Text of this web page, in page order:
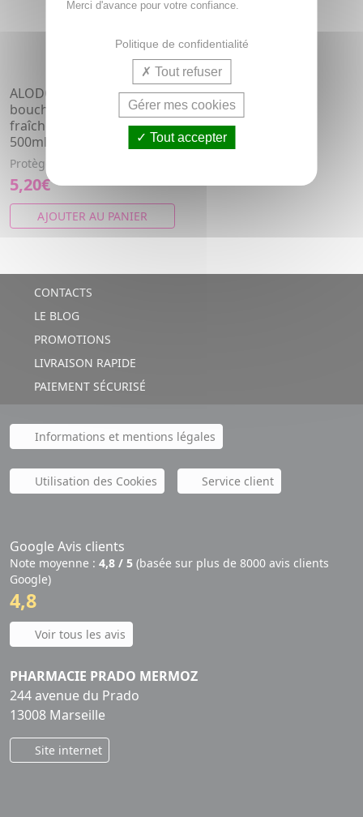
ALODONT Care - Bain de
bouche protection et
fraîcheur naturelle bio
500ml
Protège et rafraîchit l'haleine.
5,20€
AJOUTER AU PANIER
CONTACTS
LE BLOG
PROMOTIONS
LIVRAISON RAPIDE
PAIEMENT SÉCURISÉ
Informations et mentions légales
Utilisation des Cookies Service client
Google Avis clients
Note moyenne : 4,8 / 5 (basée sur plus de 8000 avis clients
Google)
4,8
Voir tous les avis
PHARMACIE PRADO MERMOZ
244 avenue du Prado
13008 Marseille
Site internet
Merci d'avance pour votre confiance.
Politique de confidentialité
Tout refuser
Gérer mes cookies
Tout accepter